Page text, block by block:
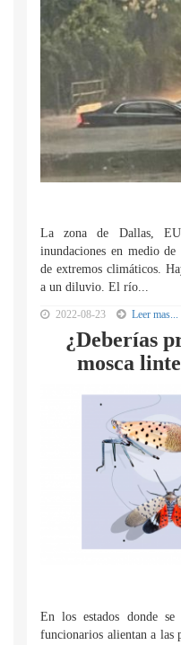
La zona de Dallas,
inundaciones en medio
de extremos climáticos.
a un diluvio. El río...
2022-08-23 Leer mas...
¿Deberías
mosca
En los estados donde
funcionarios alientan a las